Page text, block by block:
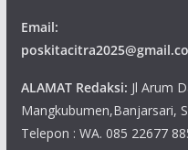
Email:
ALAMAT Redaksi: Jl Arum
Mangkubumen,Banjarsari,
Telepon : WA. 085 22677